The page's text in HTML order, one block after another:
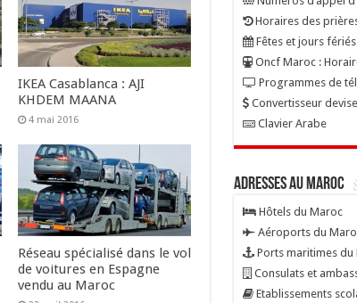
IKEA Casablanca : AJI
KHDEM MAANA
4 mai 2016
Réseau spécialisé dans le vol
de voitures en Espagne
vendu au Maroc
Horaires des
Fêtes et jours fériés
Oncf Maroc :
Programmes de
Convertisseur
Clavier Arabe
Adresses au Maroc
Hôtels du Maroc
Aéroports du
Ports maritimes du
Consulats et
Etablissements